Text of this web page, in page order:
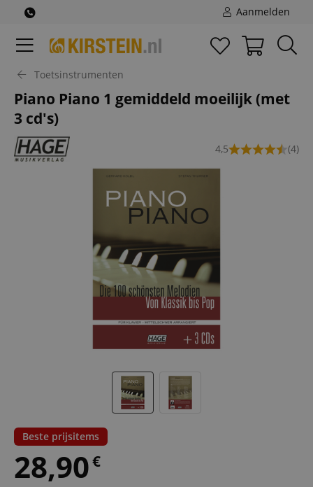
Aanmelden
Toetsinstrumenten
Piano Piano 1 gemiddeld moeilijk (met
3 cd's)
4,5 (4)
Beste prijsitems
28,90€